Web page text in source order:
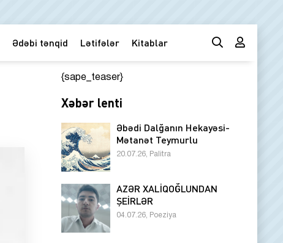
Ədəbi tənqid Lətifələr Kitablar
{sape_teaser}
Xəbər lenti
Əbədi Dalğanın Hekayəsi-
Mətanət Teymurlu
20.07.26, Palitra
AZƏR XALİQOĞLUNDAN
ŞEİRLƏR
04.07.26, Poeziya